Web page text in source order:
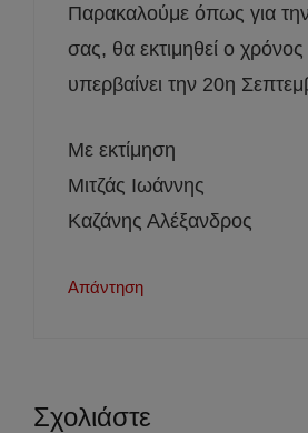
Παρακαλούμε όπως για
σας, θα εκτιμηθεί ο
υπερβαίνει την 20η
Με εκτίμηση
Μιτζάς Ιωάννης
Καζάνης Αλέξανδρος
Απάντηση
Σχολιάστε